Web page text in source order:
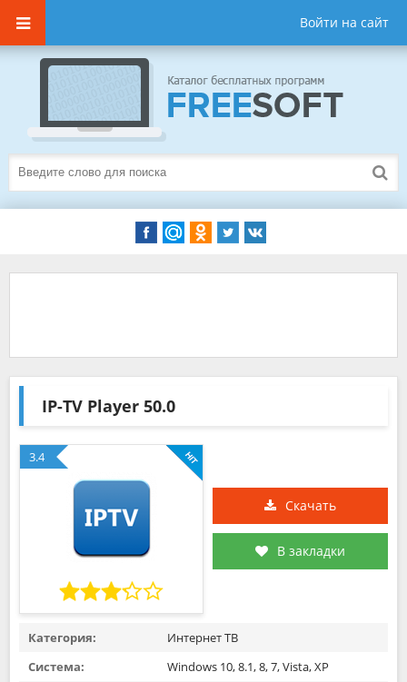
Войти на сайт
IP-TV Player 50.0
3.4
Скачать
В закладки
Категория:
Интернет ТВ
Система:
Windows 10, 8.1, 8, 7, Vista, XP